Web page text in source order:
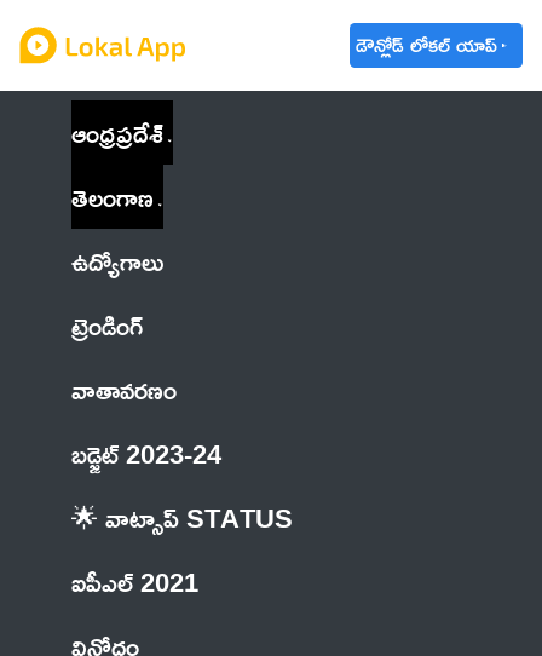
డౌన్లోడ్ లోకల్ యాప్
ఆంధ్రప్రదేశ్
తెలంగాణ
ఉద్యోగాలు
ట్రెండింగ్
వాతావరణం
బడ్జెట్ 2023-24
🌟 వాట్సాప్ STATUS
ఐపీఎల్ 2021
వినోదం